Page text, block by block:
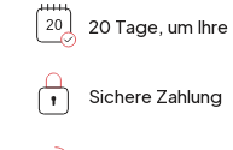
20 Tage, um
Sichere Zahlung